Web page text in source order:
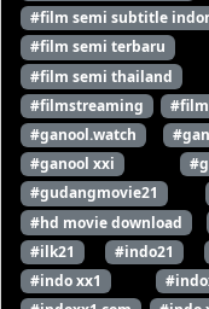
#film semi subtitle
#film semi terbaru
#film semi thailand
#filmstreaming
#ganool.watch
#ganool xxi
#gudangmovie21
#hd movie download
#ilk21
#indo21
#indo xx1